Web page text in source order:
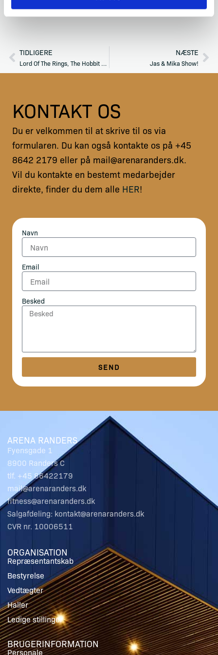
Tidligere
TIDLIGERE
Lord Of The Rings, The Hobbit and The Rings Of Power – In Concert
NÆSTE
Jas & Mika Show!
KONTAKT OS
Du er velkommen til at skrive til os via
formularen. Du kan også kontakte os på +45
8642 2179 eller på mail@arenaranders.dk.
Vil du kontakte en bestemt medarbejder
direkte, finder du dem alle HER!
Navn
Email
Besked
SEND
ARENA RANDERS
Fyensgade 1
8900 Randers C
tlf. +45 86422179
mail@arenaranders.dk
fitness@arenaranders.dk
Salgafdeling: kontakt@arenaranders.dk
CVR nr. 10006511
ORGANISATION
Repræsentantskab
Bestyrelse
Vedtægter
Haller
Ledige stillinger
BRUGERINFORMATION
Personale